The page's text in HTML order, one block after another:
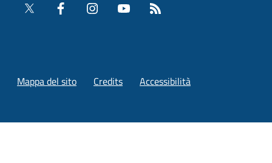
Twitter
Facebook Instagram YouTube
Mappa del sito Credits Accessibilità